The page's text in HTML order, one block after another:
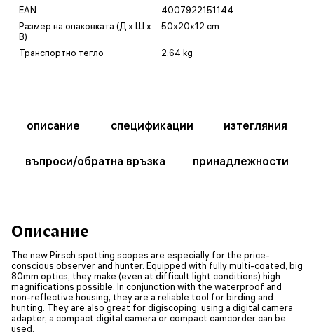
EAN
4007922151144
Размер на опаковката (Д x Ш x
В)
50x20x12 cm
Транспортно тегло 2.64 kg
описание спецификации изтегляния
въпроси/обратна връзка принадлежности
Описание
The new Pirsch spotting scopes are especially for the price-
conscious observer and hunter. Equipped with fully multi-coated, big
80mm optics, they make (even at difficult light conditions) high
magnifications possible. In conjunction with the waterproof and
non-reflective housing, they are a reliable tool for birding and
hunting. They are also great for digiscoping: using a digital camera
adapter, a compact digital camera or compact camcorder can be
used.